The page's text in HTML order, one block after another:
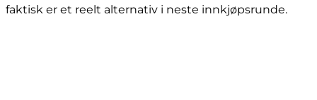
faktisk er et reelt alternativ i neste innkjøpsrunde.